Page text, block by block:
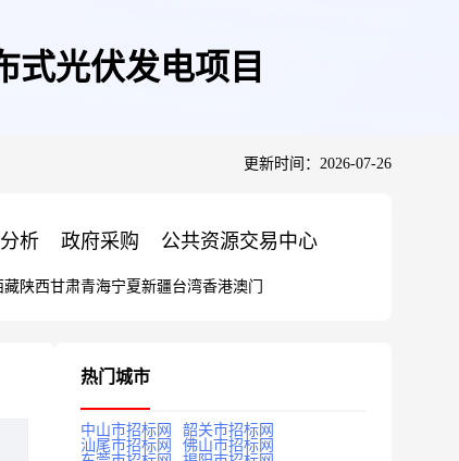
式光伏发电项目
更新时间：2026-07-26
析 政府采购 公共资源交易中心
藏陕西甘肃青海宁夏新疆台湾香港澳门
热门城市
中山市招标网
韶关市招标网
汕尾市招标网
佛山市招标网